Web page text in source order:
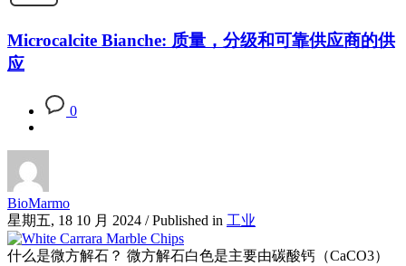
Microcalcite Bianche: 质量，分级和可靠供应商的供
应
0
BioMarmo
星期五, 18 10 月 2024 / Published in 工业
什么是微方解石？ 微方解石白色是主要由碳酸钙（CaCO3）